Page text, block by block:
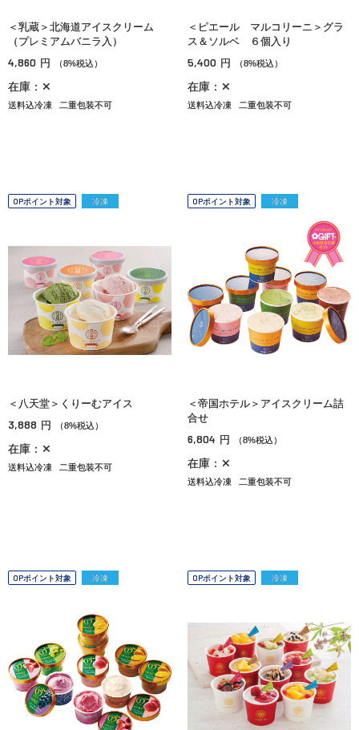
＜乳蔵＞北海道アイスクリーム
（プレミアムバニラ入）
4,860 円 （8%税込）
在庫：✕
送料込冷凍 二重包装不可
＜ピエール マルコリーニ＞グラ
ス＆ソルベ ６個入り
5,400 円 （8%税込）
在庫：✕
送料込冷凍 二重包装不可
OPポイント対象 冷凍
＜八天堂＞くりーむアイス
3,888 円 （8%税込）
在庫：✕
送料込冷凍 二重包装不可
OPポイント対象 冷凍
＜帝国ホテル＞アイスクリーム詰
合せ
6,804 円 （8%税込）
在庫：✕
送料込冷凍 二重包装不可
OPポイント対象 冷凍 OPポイント対象 冷凍